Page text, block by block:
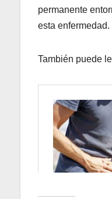
permanente
esta enfermedad.
También puede